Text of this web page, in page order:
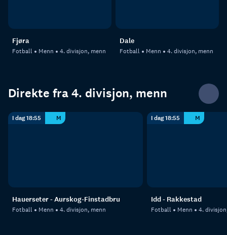
Fjøra
Fotball Menn 4. divisjon, menn
Dale
Fotball Menn 4. divisjon, menn
Direkte fra 4. divisjon, menn
I dag 18:55 M
Hauerseter - Aurskog-Finstadbru
Fotball Menn 4. divisjon, menn
I dag 18:55 M
Idd - Rakkestad
Fotball Menn 4.